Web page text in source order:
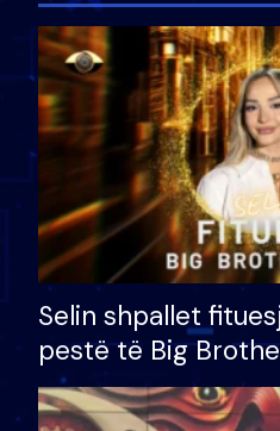
Selin shpallet
pestë të Big
çmimin e madh